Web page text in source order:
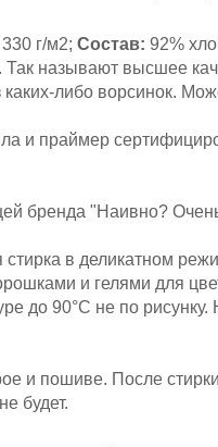
330 г/м2; Состав: 92%
Так называют высшее
каких-либо ворсинок.
и праймер
бренда "Наивно?
в деликатном
и гелями для
до 90°С не по рисунку.
и пошиве. После
будет.